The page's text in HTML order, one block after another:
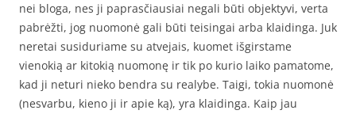
nei bloga, nes ji paprasčiausiai negali būti objektyvi, verta
pabrėžti, jog nuomonė gali būti teisingai arba klaidinga. Juk
neretai susiduriame su atvejais, kuomet išgirstame
vienokią ar kitokią nuomonę ir tik po kurio laiko pamatome,
kad ji neturi nieko bendra su realybe. Taigi, tokia nuomonė
(nesvarbu, kieno ji ir apie ką), yra klaidinga. Kaip jau